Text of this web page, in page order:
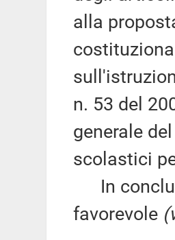
alla
n. 53 del
generale
scolastici
In
favorevole